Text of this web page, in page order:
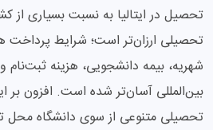
تحصیل در ایتالیا به نسبت بسیاری از
تحصیلی ارزان‌تر است؛ شرایط پرداخت
شهریه، بیمه دانشجویی، هزینه
بین‌المللی آسان‌تر شده است. افزون بر
تحصیلی متنوعی از سوی دانشگاه